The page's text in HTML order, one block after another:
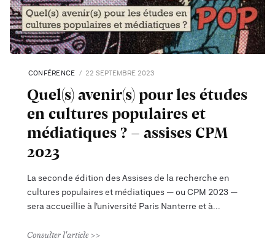
CONFÉRENCE 22 SEPTEMBRE 2023
Quel(s) avenir(s) pour les études
en cultures populaires et
médiatiques ? - assises CPM
2023
La seconde édition des Assises de la recherche en
cultures populaires et médiatiques — ou CPM 2023 —
sera accueillie à l’université Paris Nanterre et à
Consulter l'article